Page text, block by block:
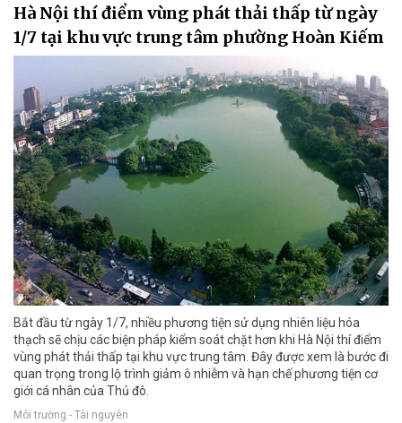
Hà Nội thí điểm vùng phát thải thấp từ ngày
1/7 tại khu vực trung tâm phường Hoàn Kiếm
Bắt đầu từ ngày 1/7, nhiều phương tiện sử dụng nhiên liệu hóa
thạch sẽ chịu các biện pháp kiểm soát chặt hơn khi Hà Nội thí điểm
vùng phát thải thấp tại khu vực trung tâm. Đây được xem là bước đi
quan trọng trong lộ trình giảm ô nhiễm và hạn chế phương tiện cơ
giới cá nhân của Thủ đô.
Môi trường - Tài nguyên